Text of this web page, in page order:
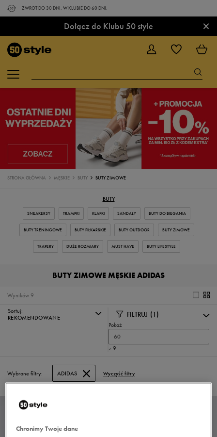
ZWROT DO 30 DNI. W KLUBIE DO 60 DNI.
Dołącz do Klubu 50 style ×
STRONA GŁÓWNA MĘSKIE BUTY BUTY ZIMOWE
BUTY
SNEAKERSY TRAMPKI KLAPKI SANDAŁY BUTY DO BIEGANIA
BUTY TRENINGOWE BUTY PIŁKARSKIE BUTY OUTDOOR BUTY ZIMOWE
TRAPERY DUŻE ROZMIARY MUST HAVE BUTY LIFESTYLE
BUTY ZIMOWE MĘSKIE ADIDAS
9
Wyników
Sortuj:
REKOMENDOWANE
FILTRUJ (1)
Pokaż
60
z 9
Wybrane filtry: ADIDAS Wyczyść filtry
Chronimy Twoje dane